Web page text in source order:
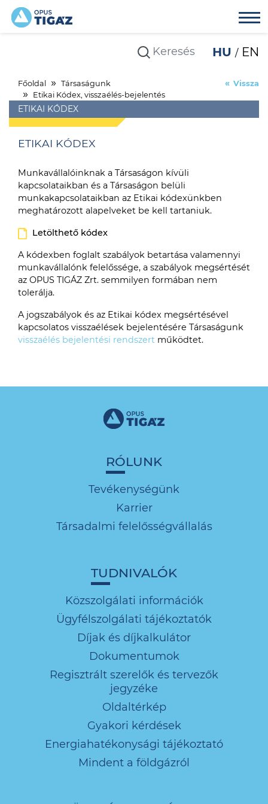
HU EN
Főoldal
Társaságunk
Etikai Kódex, visszaélés-bejelentés
ETIKAI KÓDEX
Vissza
ETIKAI KÓDEX
Munkavállalóinknak a Társaságon kívüli
kapcsolataikban és a Társaságon belüli
munkakapcsolataikban az Etikai kódexünkben
meghatározott alapelveket be kell tartaniuk.
Letölthető kódex
A kódexben foglalt szabályok betartása valamennyi
munkavállalónk felelőssége, a szabályok megsértését
az OPUS TIGÁZ Zrt. semmilyen formában nem
tolerálja.
A jogszabályok és az Etikai kódex megsértésével
kapcsolatos visszaélések bejelentésére Társaságunk
visszaélés bejelentési rendszert működtet.
RÓLUNK
Tevékenységünk
Karrier
Társadalmi felelősségvállalás
TUDNIVALÓK
Közszolgálati információk
Ügyfélszolgálati tájékoztatók
Díjak és díjkalkulátor
Dokumentumok
Regisztrált szerelők és tervezők
jegyzéke
Oldaltérkép
Gyakori kérdések
Energiahatékonysági tájékoztató
Mindent a földgázról